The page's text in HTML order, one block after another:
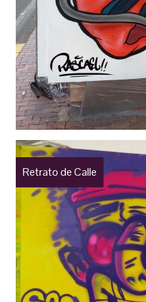
Retrato de Calle